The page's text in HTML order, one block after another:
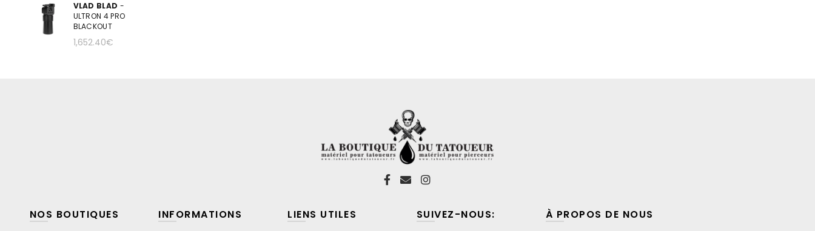
VLAD BLAD -
ULTRON 4 PRO
BLACKOUT
1,652.40€
NOS BOUTIQUES INFORMATIONS LIENS UTILES SUIVEZ-NOUS: À PROPOS DE NOUS